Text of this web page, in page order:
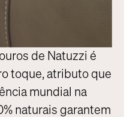
de Natuzzi é
toque, atributo que
mundial na
naturais garantem